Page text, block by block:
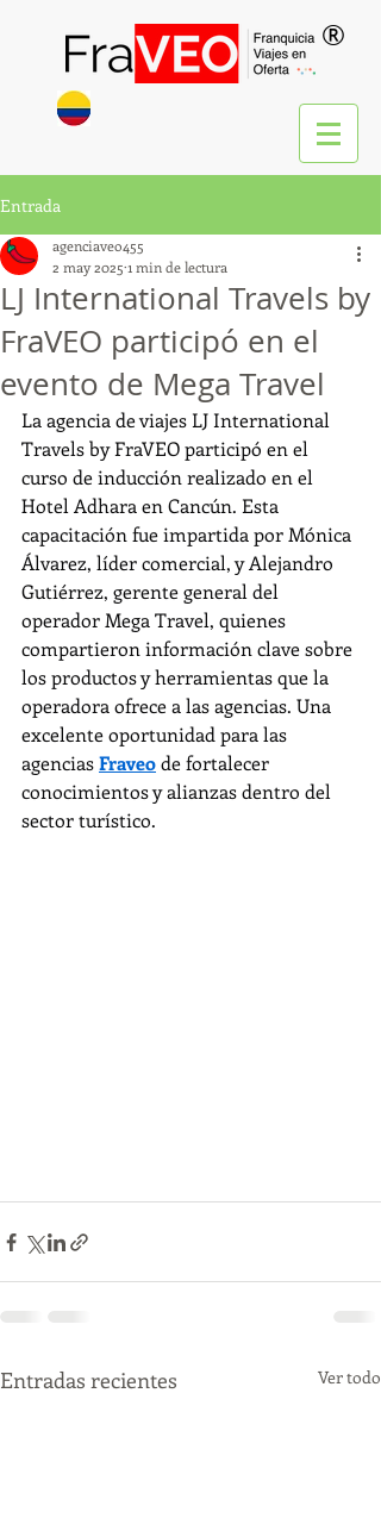
®
Entrada
LJ International Travels by
FraVEO participó en el
evento de Mega Travel
agenciaveo455
2 may 2025 1 min de lectura
La agencia de viajes LJ International
Travels by FraVEO participó en el
curso de inducción realizado en el
Hotel Adhara en Cancún. Esta
capacitación fue impartida por Mónica
Álvarez, líder comercial, y Alejandro
Gutiérrez, gerente general del
operador Mega Travel, quienes
compartieron información clave sobre
los productos y herramientas que la
operadora ofrece a las agencias. Una
excelente oportunidad para las
agencias Fraveo de fortalecer
conocimientos y alianzas dentro del
sector turístico.
Entradas recientes Ver todo